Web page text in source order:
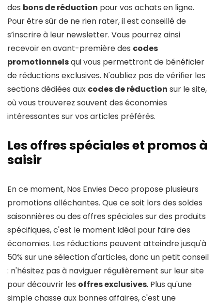
des bons de réduction pour vos achats en ligne.
Pour être sûr de ne rien rater, il est conseillé de
s’inscrire à leur newsletter. Vous pourrez ainsi
recevoir en avant-première des codes
promotionnelsqui vous permettront de bénéficier
de réductions exclusives. N'oubliez pas de vérifier les
sections dédiées aux codes de réduction sur le site,
où vous trouverez souvent des économies
intéressantes sur vos articles préférés.
Les offres spéciales et promos à
saisir
En ce moment, Nos Envies Deco propose plusieurs
promotions alléchantes. Que ce soit lors des soldes
saisonnières ou des offres spéciales sur des produits
spécifiques, c'est le moment idéal pour faire des
économies. Les réductions peuvent atteindre jusqu'à
50% sur une sélection d'articles, donc un petit conseil
: n'hésitez pas à naviguer régulièrement sur leur site
pour découvrir les offres exclusives. Plus qu'une
simple chasse aux bonnes affaires, c'est une